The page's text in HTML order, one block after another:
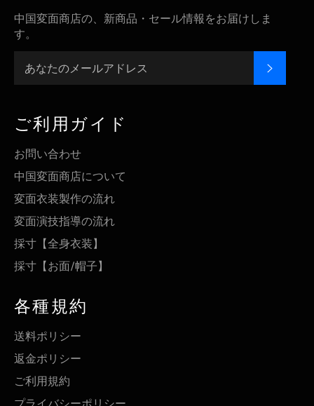
中国変面商店の、新商品・セール情報をお届けしま
す。
ご利用ガイド
お問い合わせ
中国変面商店について
変面衣装製作の流れ
変面演技指導の流れ
採寸【全身衣装】
採寸【お面/帽子】
各種規約
送料ポリシー
返金ポリシー
ご利用規約